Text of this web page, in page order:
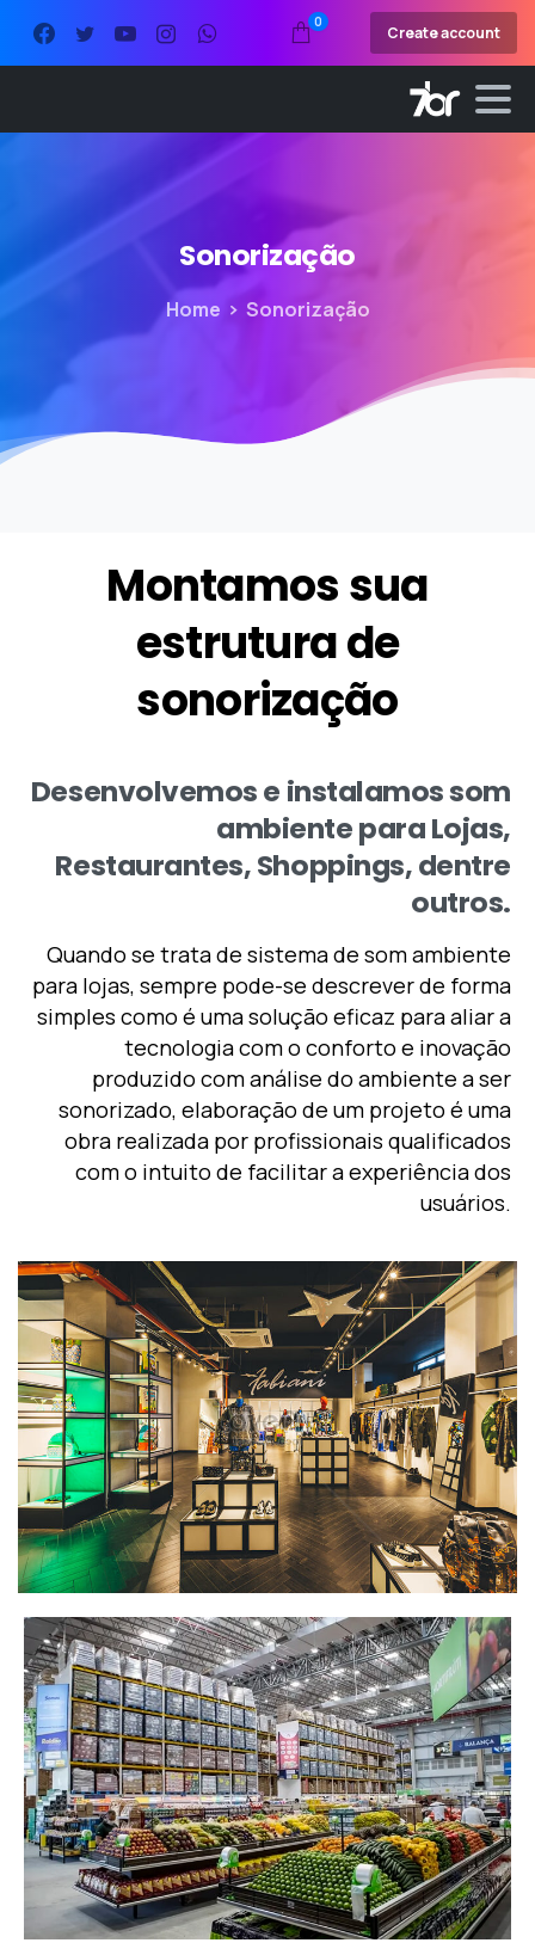
0
Create account
Sonorização
Home Sonorização
Montamossua
estruturade
sonorização
Desenvolvemose instalamossom
ambienteparaLojas,
Restaurantes,Shoppings,dentre
outros.
Quando se trata de sistema de som ambiente
para lojas, sempre pode-se descrever de forma
simples como é uma solução eficaz para aliar a
tecnologia com o conforto e inovação
produzido com análise do ambiente a ser
sonorizado, elaboração de um projeto é uma
obra realizada por profissionais qualificados
com o intuito de facilitar a experiência dos
usuários.